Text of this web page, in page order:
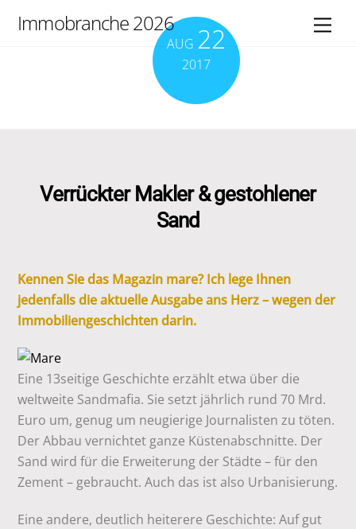
Immobranche 2026
AUG 22
2017
Verrückter Makler & gestohlener
Sand
Kennen Sie das Magazin mare? Ich lege Ihnen
jedenfalls die aktuelle Ausgabe ans Herz – wegen der
Immobiliengeschichten darin.
Eine 13seitige Geschichte erzählt etwa über die
weltweite Sandmafia. Sie setzt jährlich rund 70 Mrd.
Euro um, genug um neugierige Journalisten zu töten.
Der Abbau vernichtet ganze Küstenabschnitte. Der
Sand wird für die Erweiterung der Städte – für den
Zement – gebraucht. Auch das ist also Urbanisierung.
Eine andere, deutlich heiterere Geschichte: Auf gut